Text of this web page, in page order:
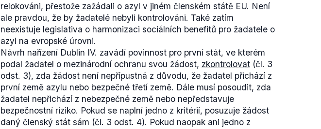
relokováni, přestože zažádali o azyl v jiném členském státě EU. Není
ale pravdou, že by žadatelé nebyli kontrolováni. Také zatím
neexistuje legislativa o harmonizaci sociálních benefitů pro žadatele o
azyl na evropské úrovni.
Návrh nařízení Dublin IV. zavádí povinnost pro první stát, ve kterém
podal žadatel o mezinárodní ochranu svou žádost, zkontrolovat (čl. 3
odst. 3), zda žádost není nepřípustná z důvodu, že žadatel přichází z
první země azylu nebo bezpečné třetí země. Dále musí posoudit, zda
žadatel nepřichází z nebezpečné země nebo nepředstavuje
bezpečnostní riziko. Pokud se naplní jedno z kritérií, posuzuje žádost
daný členský stát sám (čl. 3 odst. 4). Pokud naopak ani jedno z